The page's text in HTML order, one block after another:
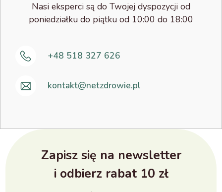
Nasi eksperci są do Twojej dyspozycji od
poniedziałku do piątku od 10:00 do 18:00
+48 518 327 626
kontakt@netzdrowie.pl
Zapisz się na newsletter
i odbierz rabat 10 zł